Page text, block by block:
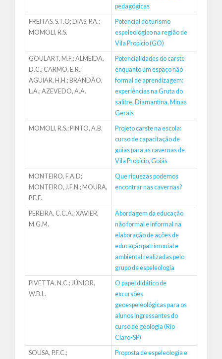
pedagógicas
FREITAS, S.T.O; DIAS, P.A.;
MOMOLI, R.S.
Potencial do turismo
espeleológico na região de
Vila Propício (GO)
GOULART, M.F.; ALMEIDA,
D.C.; CARMO, E.R.;
AGUIAR, H.H.; BRANDÃO,
L.A.; AZEVEDO, A.A.
Potencialidades do carste
enquanto um espaço não
formal de aprendizagem:
experiências na Gruta do
salitre, Diamantina, Minas
Gerais
MOMOLI, R.S.; PINTO, A.B.
Projeto carste na escola:
curso de capacitação de
guias para as cavernas de
Vila Propício, Goiás
MONTEIRO, F.A.D;
MONTEIRO, J.F.N.; MOURA,
P.E.F.
Que riquezas podemos
encontrar nas cavernas?
PEREIRA, C.C.A.; XAVIER,
M.G.M.
Abordagem da educação
não formal e informal na
elaboração de ações de
educação patrimonial e
ambiental realizadas pelo
grupo de espeleologia
PIVETTA, N.C.; JÚNIOR,
W.B.L.
O papel didático de
excursões
geoespeleológicas para os
alunos ingressantes do
curso de geologia (Rio
Claro-SP)
SOUSA, P.F.C.; Proposta de espeleologia e